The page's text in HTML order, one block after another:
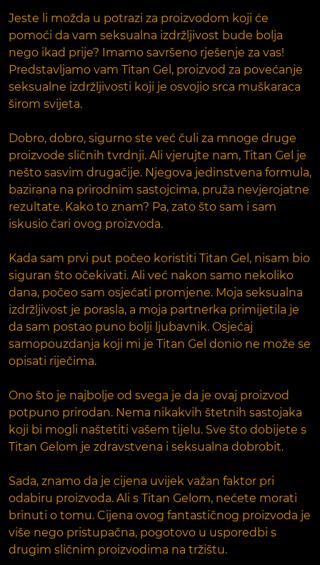
Jeste li možda u potrazi za proizvodom koji će
pomoći da vam seksualna izdržljivost bude bolja
nego ikad prije? Imamo savršeno rješenje za vas!
Predstavljamo vam Titan Gel, proizvod za povećanje
seksualne izdržljivosti koji je osvojio srca muškaraca
širom svijeta.
Dobro, dobro, sigurno ste već čuli za mnoge druge
proizvode sličnih tvrdnji. Ali vjerujte nam, Titan Gel je
nešto sasvim drugačije. Njegova jedinstvena formula,
bazirana na prirodnim sastojcima, pruža nevjerojatne
rezultate. Kako to znam? Pa, zato što sam i sam
iskusio čari ovog proizvoda.
Kada sam prvi put počeo koristiti Titan Gel, nisam bio
siguran što očekivati. Ali već nakon samo nekoliko
dana, počeo sam osjećati promjene. Moja seksualna
izdržljivost je porasla, a moja partnerka primijetila je
da sam postao puno bolji ljubavnik. Osjećaj
samopouzdanja koji mi je Titan Gel donio ne može se
opisati riječima.
Ono što je najbolje od svega je da je ovaj proizvod
potpuno prirodan. Nema nikakvih štetnih sastojaka
koji bi mogli naštetiti vašem tijelu. Sve što dobijete s
Titan Gelom je zdravstvena i seksualna dobrobit.
Sada, znamo da je cijena uvijek važan faktor pri
odabiru proizvoda. Ali s Titan Gelom, nećete morati
brinuti o tomu. Cijena ovog fantastičnog proizvoda je
više nego pristupačna, pogotovo u usporedbi s
drugim sličnim proizvodima na tržištu.